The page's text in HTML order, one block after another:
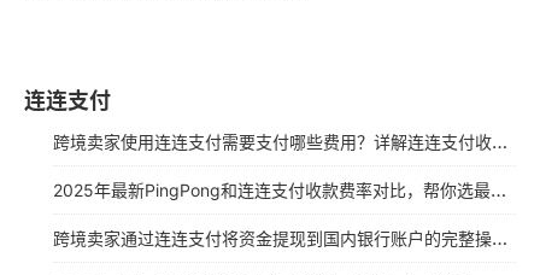
连连支付
跨境卖家使用连连支付需要支付哪些费用？详解连连支付收费说明（2025年最新版）
2025年最新PingPong和连连支付收款费率对比，帮你选最佳方案
跨境卖家通过连连支付将资金提现到国内银行账户的完整操作指南（2000字）